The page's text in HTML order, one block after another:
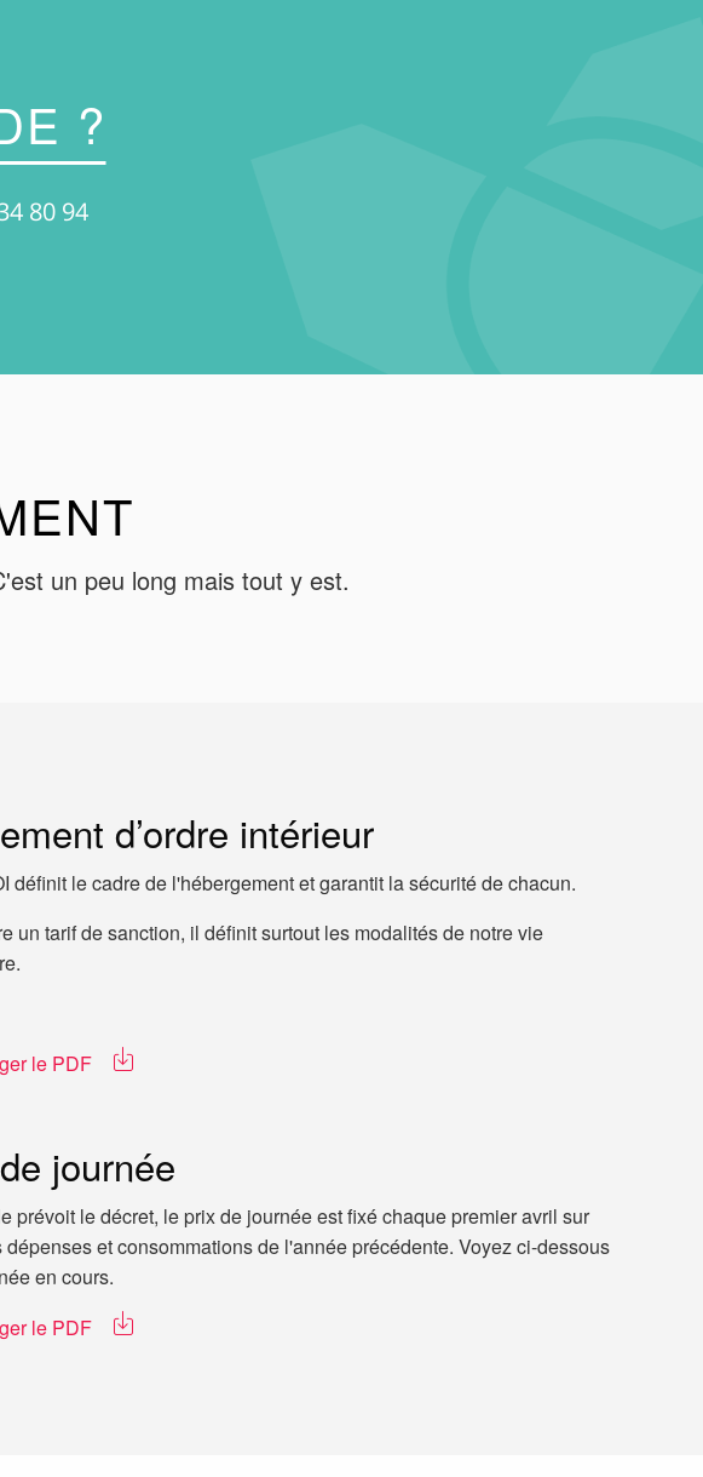
?
80 94
un peu long mais tout y est.
d’ordre intérieur
définit le cadre de l'hébergement et garantit la sécurité de chacun.
un tarif de sanction, il définit surtout les modalités de notre vie
le PDF
journée
prévoit le décret, le prix de journée est fixé chaque premier avril sur
dépenses et consommations de l'année précédente. Voyez ci-dessous
en cours.
le PDF